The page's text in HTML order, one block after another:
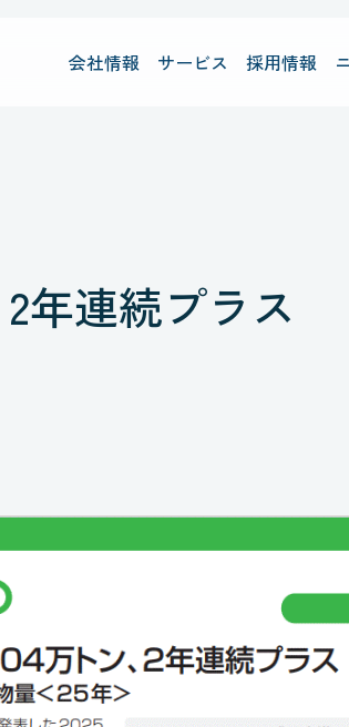
会社情報 サービス 採用情報
年連続プラス